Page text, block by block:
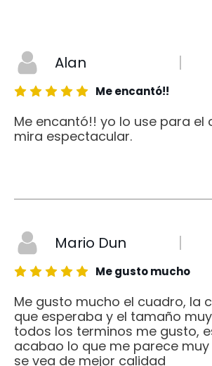
Alan
Me encantó!!
Me encantó!! yo lo use para el
mira espectacular.
Mario Dun
Me gusto mucho
Me gusto mucho el cuadro, la
que esperaba y el tamaño
todos los terminos me gusto,
acabao lo que me parece
se vea de mejor calidad